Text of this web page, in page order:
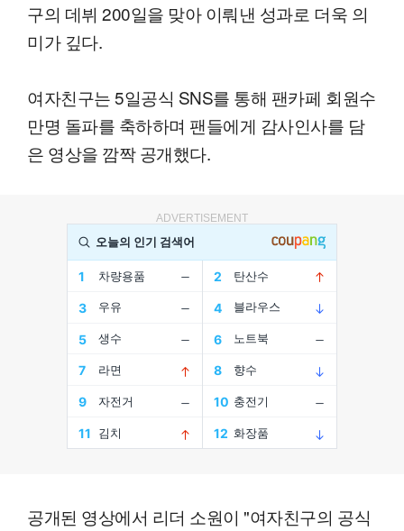
구의 데뷔 200일을 맞아 이뤄낸 성과로 더욱 의
미가 깊다.
여자친구는 5일공식 SNS를 통해 팬카페 회원수
만명 돌파를 축하하며 팬들에게 감사인사를 담
은 영상을 깜짝 공개했다.
ADVERTISEMENT
공개된 영상에서 리더 소원이 "여자친구의 공식